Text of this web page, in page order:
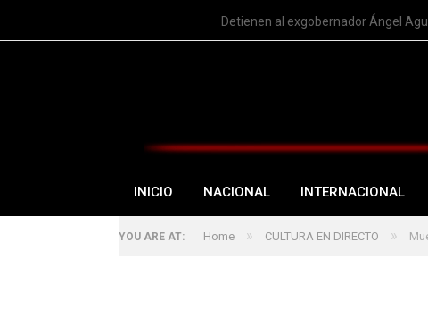
Detienen al exgobernador Ángel
INICIO NACIONAL INTERNACIONAL
YOU ARE AT: Home » CULTURA EN DIRECTO »